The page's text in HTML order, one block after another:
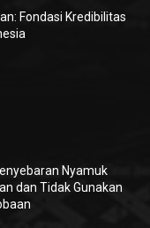
Fondasi Kredibilitas
Nyamuk
dan Tidak Gunakan